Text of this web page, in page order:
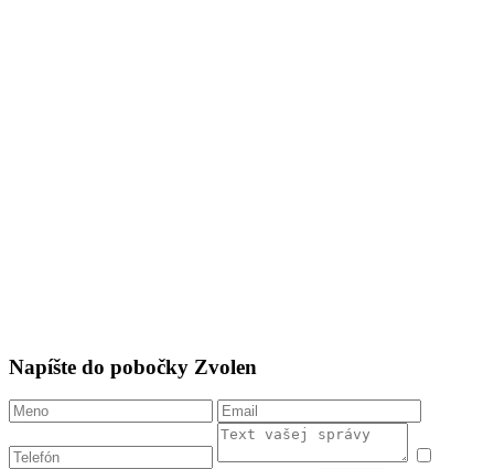
Napíšte do pobočky Zvolen